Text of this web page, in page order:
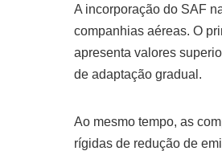
A incorporação do SAF
companhias aéreas. O
apresenta valores
de adaptação gradual.
Ao mesmo tempo, as
rígidas de redução de